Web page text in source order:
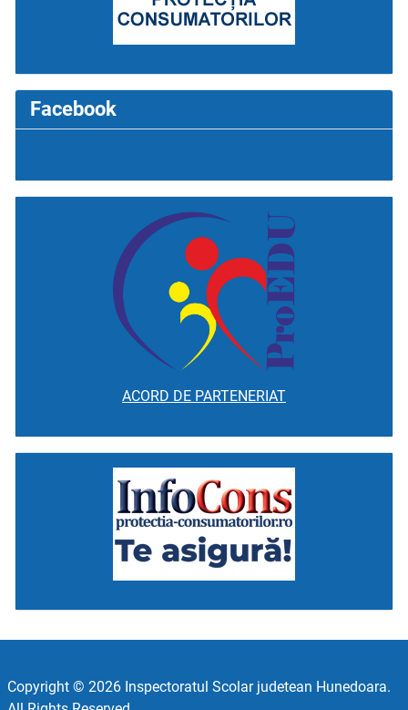
Facebook
ACORD DE PARTENERIAT
Copyright © 2026 Inspectoratul Scolar judetean Hunedoara.